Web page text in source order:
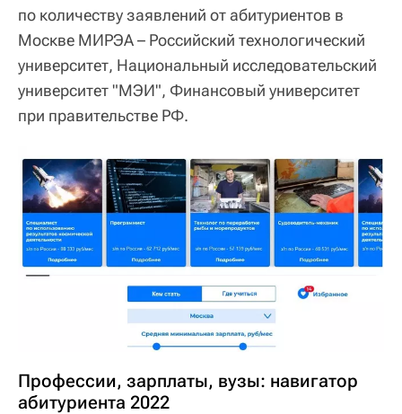
по количеству заявлений от абитуриентов в
Москве МИРЭА – Российский технологический
университет, Национальный исследовательский
университет "МЭИ", Финансовый университет
при правительстве РФ.
Профессии, зарплаты, вузы: навигатор
абитуриента 2022